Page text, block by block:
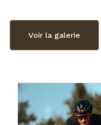
Voir la galerie